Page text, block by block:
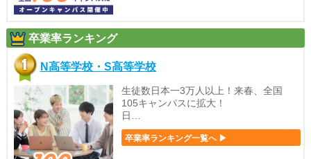
卒業率ランキング
N高等学校・S高等学校
生徒数日本一3万人以上！来春、全国
105キャンパスに拡大！
日…
卒業率ランキング一覧へ ▶